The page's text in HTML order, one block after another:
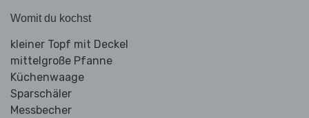
Womit du kochst
kleiner Topf mit Deckel
mittelgroße Pfanne
Küchenwaage
Sparschäler
Messbecher